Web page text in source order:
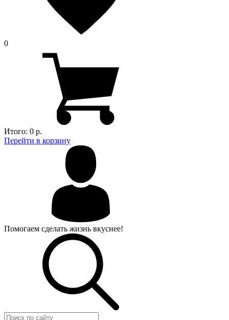
0
Итого: 0 р.
Перейти в корзину
Помогаем сделать жизнь вкуснее!